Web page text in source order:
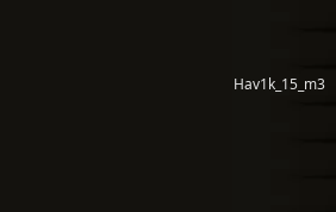
Hav1k_15_m3